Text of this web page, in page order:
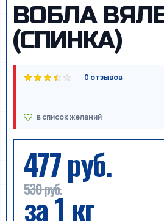
ВОБЛА
(СПИНКА)
0 отзывов
477 руб.
530 руб.
за 1 кг